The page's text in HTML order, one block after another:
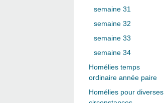
semaine 31
semaine 32
semaine 33
semaine 34
Homélies temps
ordinaire année paire
Homélies pour diverses